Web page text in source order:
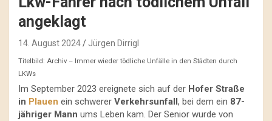
angeklagt
14. August 2024 Jürgen Dirrigl
Titelbild: Archiv – Immer wieder tödliche Unfälle in den Städten durch
LKWs
Im September 2023 ereignete sich auf der Hofer Straße
in Plauen ein schwerer Verkehrsunfall, bei dem ein 87-
jähriger Mann ums Leben kam. Der Senior wurde von